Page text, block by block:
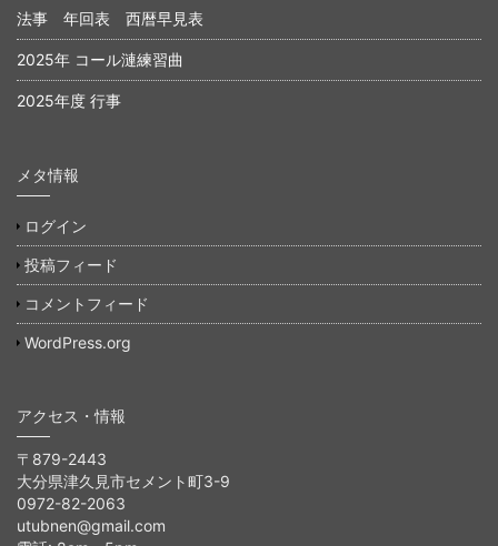
法事 年回表 西暦早見表
2025年 コール漣練習曲
2025年度 行事
メタ情報
ログイン
投稿フィード
コメントフィード
WordPress.org
アクセス・情報
〒879-2443
大分県津久見市セメント町3-9
0972-82-2063
utubnen@gmail.com